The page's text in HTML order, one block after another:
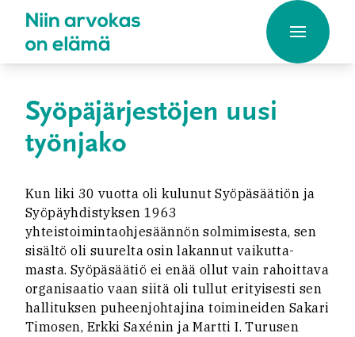
Hyppää
sisältöön
Syöpäjärjestöjen uusi
työnjako
Kun liki 30 vuotta oli kulunut Syöpäsäätiön ja
Syöpäyhdistyksen 1963
yhteistoimintaohjesäännön solmimisesta, sen
sisältö oli suurelta osin lakannut vaikutta-
masta. Syöpäsäätiö ei enää ollut vain rahoittava
organisaatio vaan siitä oli tullut erityisesti sen
hallituksen puheenjohtajina toimineiden Sakari
Timosen, Erkki Saxénin ja Martti I. Turusen